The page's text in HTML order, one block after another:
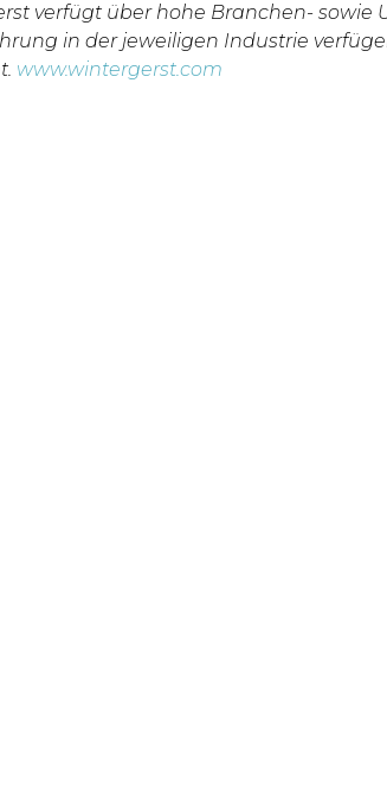
verfügt über hohe Branchen-
in der jeweiligen Industrie
www.wintergerst.com